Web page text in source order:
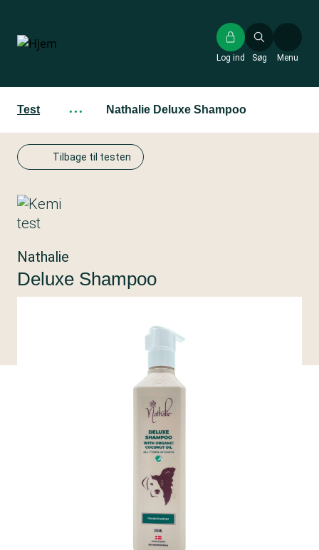
hovedindhold
Søg
Log ind Menu
Test ··· Nathalie Deluxe Shampoo
Tilbage til testen
Nathalie
Deluxe Shampoo